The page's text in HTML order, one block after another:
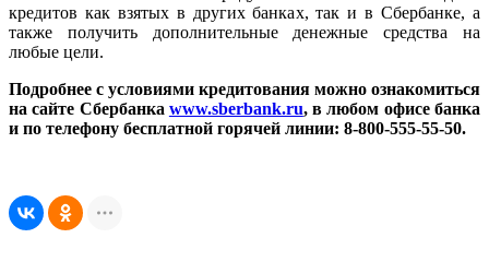
кредитов как взятых в других банках, так и в Сбербанке, а
также получить дополнительные денежные средства на
любые цели.
Подробнее с условиями кредитования можно ознакомиться
на сайте Сбербанка www.sberbank.ru, в любом офисе банка
и по телефону бесплатной горячей линии: 8-800-555-55-50.